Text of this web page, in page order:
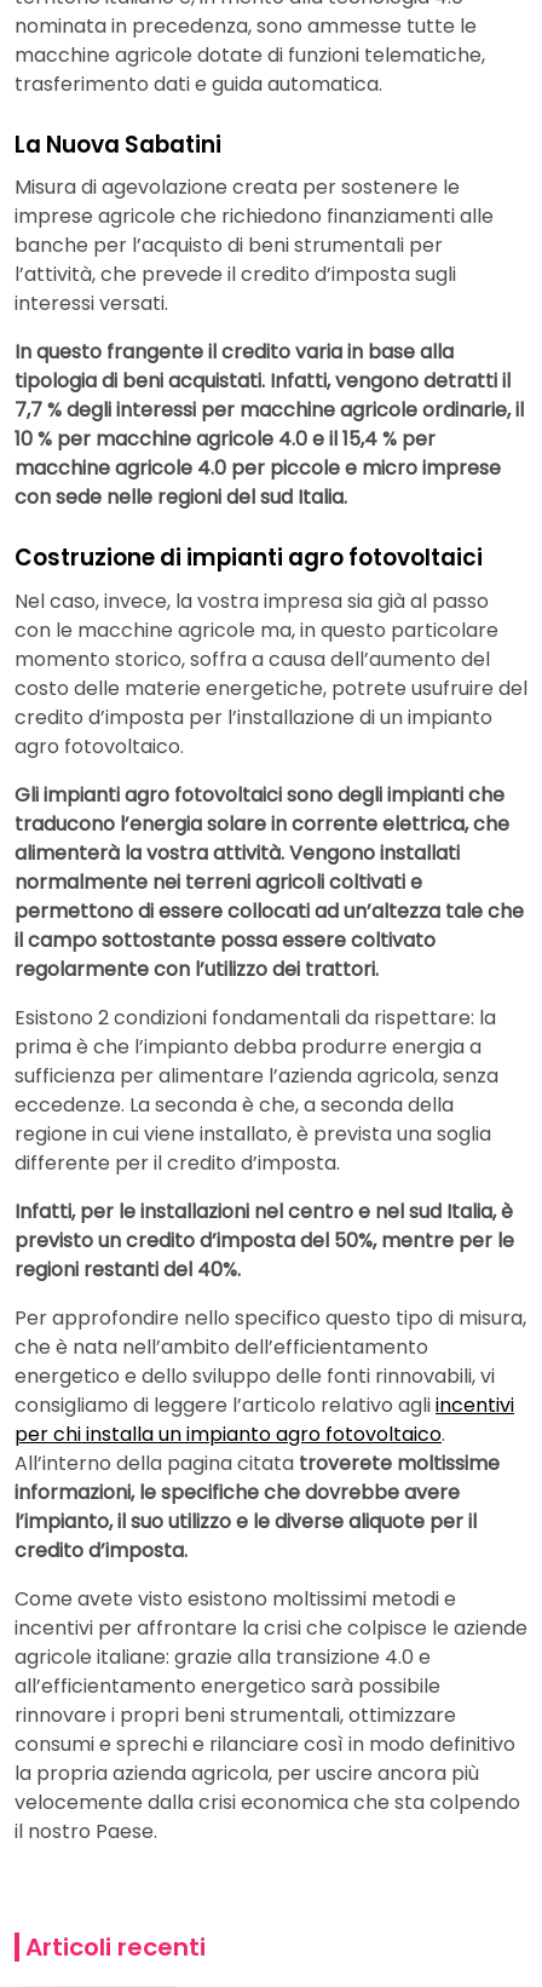
nominata in precedenza, sono ammesse tutte le
macchine agricole dotate di funzioni telematiche,
trasferimento dati e guida automatica.
La Nuova Sabatini
Misura di agevolazione creata per sostenere le
imprese agricole che richiedono finanziamenti alle
banche per l’acquisto di beni strumentali per
l’attività, che prevede il credito d’imposta sugli
interessi versati.
In questo frangente il credito varia in base alla
tipologia di beni acquistati. Infatti, vengono detratti il
7,7 % degli interessi per macchine agricole ordinarie, il
10 % per macchine agricole 4.0 e il 15,4 % per
macchine agricole 4.0 per piccole e micro imprese
con sede nelle regioni del sud Italia.
Costruzione di impianti agro fotovoltaici
Nel caso, invece, la vostra impresa sia già al passo
con le macchine agricole ma, in questo particolare
momento storico, soffra a causa dell’aumento del
costo delle materie energetiche, potrete usufruire del
credito d’imposta per l’installazione di un impianto
agro fotovoltaico.
Gli impianti agro fotovoltaici sono degli impianti che
traducono l’energia solare in corrente elettrica, che
alimenterà la vostra attività. Vengono installati
normalmente nei terreni agricoli coltivati e
permettono di essere collocati ad un’altezza tale che
il campo sottostante possa essere coltivato
regolarmente con l’utilizzo dei trattori.
Esistono 2 condizioni fondamentali da rispettare: la
prima è che l’impianto debba produrre energia a
sufficienza per alimentare l’azienda agricola, senza
eccedenze. La seconda è che, a seconda della
regione in cui viene installato, è prevista una soglia
differente per il credito d’imposta.
Infatti, per le installazioni nel centro e nel sud Italia, è
previsto un credito d’imposta del 50%, mentre per le
regioni restanti del 40%.
Per approfondire nello specifico questo tipo di misura,
che è nata nell’ambito dell’efficientamento
energetico e dello sviluppo delle fonti rinnovabili, vi
consigliamo di leggere l’articolo relativo agliincentivi
per chi installa un impianto agro fotovoltaico.
All’interno della pagina citata troverete moltissime
informazioni, le specifiche che dovrebbe avere
l’impianto, il suo utilizzo e le diverse aliquote per il
credito d’imposta.
Come avete visto esistono moltissimi metodi e
incentivi per affrontare la crisi che colpisce le aziende
agricole italiane: grazie alla transizione 4.0 e
all’efficientamento energetico sarà possibile
rinnovare i propri beni strumentali, ottimizzare
consumi e sprechi e rilanciare così in modo definitivo
la propria azienda agricola, per uscire ancora più
velocemente dalla crisi economica che sta colpendo
il nostro Paese.
Articoli recenti